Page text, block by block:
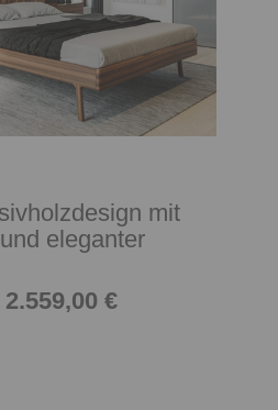
mit
eleganter
2.559,00 €